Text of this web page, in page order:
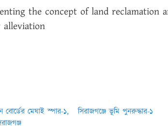
the concept of land reclamation
বোর্ডের মেঘাই স্পার-১,
সিরাজগঞ্জে ভূমি পুনরুদ্ধার-১